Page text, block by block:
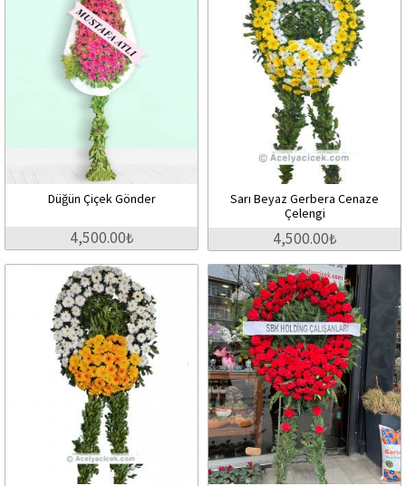
Düğün Çiçek Gönder
4,500.00₺
Sarı Beyaz Gerbera Cenaze
Çelengi
4,500.00₺